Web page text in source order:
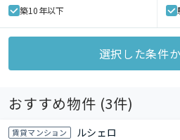
築10年以下
選択した条件
おすすめ物件 (3件)
賃貸マンション ルシェロ